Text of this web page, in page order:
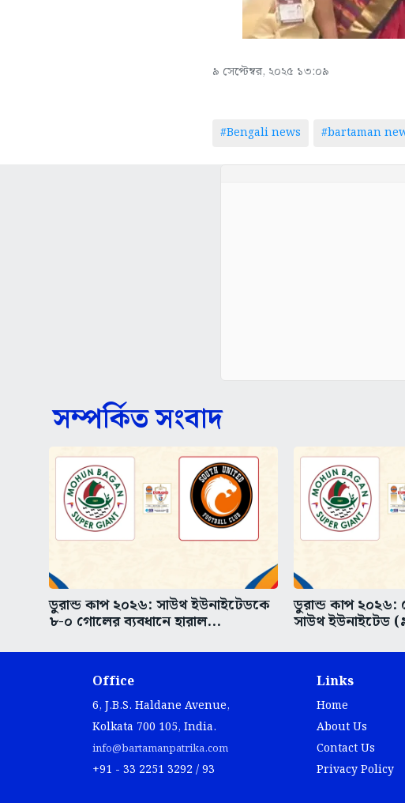
৯ সেপ্টেম্বর, ২০২৫ ১৩:০৯
#Bengali news #bartaman
সম্পর্কিত সংবাদ
ডুরান্ড কাপ ২০২৬: সাউথ ইউনাইটেডকে
৮-০ গোলের ব্যবধানে হারাল...
ডুরান্ড কাপ ২০২৬:
সাউথ ইউনাইটেড
Office
6, J.B.S. Haldane Avenue,
Kolkata 700 105, India.
info@bartamanpatrika.com
+91 - 33 2251 3292 / 93
Links
Home
About Us
Contact Us
Privacy Policy